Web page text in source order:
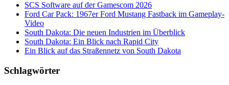
SCS Software auf der Gamescom 2026
Ford Car Pack: 1967er Ford Mustang Fastback im Gameplay-
Video
South Dakota: Die neuen Industrien im Überblick
South Dakota: Ein Blick nach Rapid City
Ein Blick auf das Straßennetz von South Dakota
Schlagwörter